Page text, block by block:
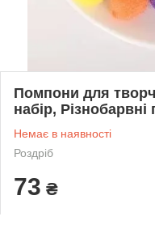
Помпони для
набір,
Немає в наявності
Роздріб
73 ₴